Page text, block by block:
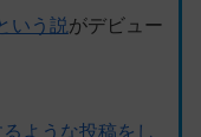
いう説がデビュー
ような投稿をし